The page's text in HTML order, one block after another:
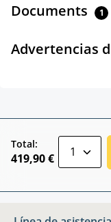
Documents 1
Advertencias
Total:
419,90 €